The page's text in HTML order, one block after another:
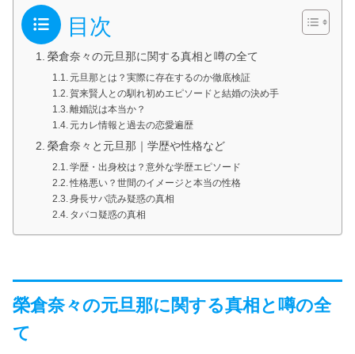
目次
榮倉奈々の元旦那に関する真相と噂の全て
元旦那とは？実際に存在するのか徹底検証
賀来賢人との馴れ初めエピソードと結婚の決め手
離婚説は本当か？
元カレ情報と過去の恋愛遍歴
榮倉奈々と元旦那｜学歴や性格など
学歴・出身校は？意外な学歴エピソード
性格悪い？世間のイメージと本当の性格
身長サバ読み疑惑の真相
タバコ疑惑の真相
榮倉奈々の元旦那に関する真相と噂の全
て